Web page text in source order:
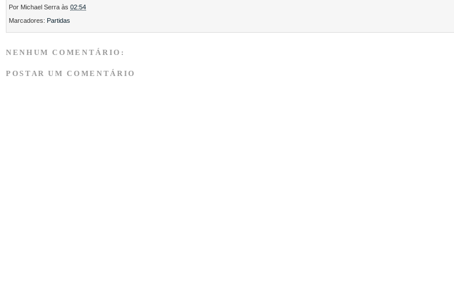
Por Michael Serra às 02:54
Marcadores: Partidas
NENHUM COMENTÁRIO:
POSTAR UM COMENTÁRIO